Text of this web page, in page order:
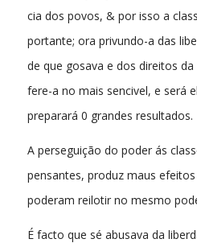
cia dos povos, & por isso a
portante; ora privundo-a das
de que gosava e dos direitos da
fere-a no mais sencivel, e será
preparará 0 grandes resultados.
A perseguição do poder ás
pensantes, produz maus
poderam reilotir no mesmo
É facto que sé abusava da